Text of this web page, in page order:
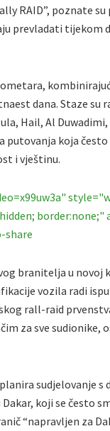
RAID”, poznate
prevladati tijekom
dana. Staze su
Hail, Al
putovanja koja
i vještinu.
border:none;"
share
branitelja u
vozila radi
rall-raid
za sve sudionike,
sudjelovanje s
koji se često
“napravljen za